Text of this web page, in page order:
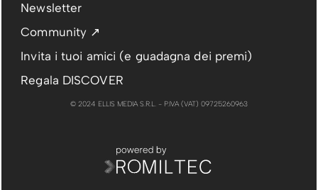
Newsletter
Community ↗
Invita i tuoi amici (e guadagna dei premi)
Regala DISCOVER
© 2024 ELLIS MEDIA S.R.L. - P.IVA (VAT) 09725260963